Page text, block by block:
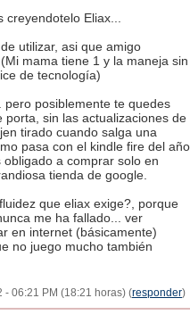
Eliax...
utilizar, asi que amigo
mama tiene 1 y la maneja sin
de tecnología)
posiblemente te quedes
sin las actualizaciones de
tirado cuando salga una
pasa con el kindle fire del año
a comprar solo en
tienda de google.
que eliax exige?, porque
me ha fallado... ver
en internet (básicamente)
no juego mucho también
- 06:21 PM (18:21 horas) (responder)